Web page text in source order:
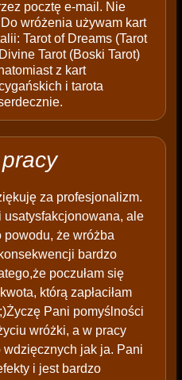
pocztę e-mail. Nie
wróżenia używam kart
Tarot of Dreams (Tarot
Tarot (Boski Tarot)
z kart
i tarota
za profesjonalizm.
usatysfakcjonowana, ale
powodu, że wróżba
bardzo
poczułam się
którą zapłaciłam
Pani pomyślności
wróżki, a w pracy
jak ja. Pani
i jest bardzo